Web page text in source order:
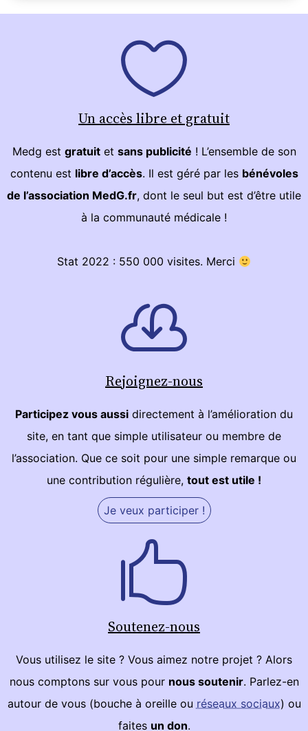
Un accès libre et gratuit
Medg est gratuitet sans publicité ! L’ensemble de son
contenu est libre d’accès. Il est géré par les bénévoles
de l’association MedG.fr, dont le seul but est d’être utile
à la communauté médicale !
Stat 2022 : 550 000 visites. Merci
Rejoignez-nous
Participez vous aussi directement à l’amélioration du
site, en tant que simple utilisateur ou membre de
l’association. Que ce soit pour une simple remarque ou
une contribution régulière, tout est utile !
Je veux participer !
Soutenez-nous
Vous utilisez le site ? Vous aimez notre projet ? Alors
nous comptons sur vous pour nous soutenir. Parlez-en
autour de vous (bouche à oreille ou réseaux sociaux) ou
faites un don.